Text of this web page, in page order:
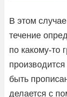
В этом
течение
по какому-то
быть
делается с